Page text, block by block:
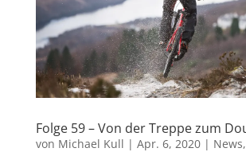
Folge 59 – Von der Treppe zum
von Michael Kull | Apr. 6, 2020| News,